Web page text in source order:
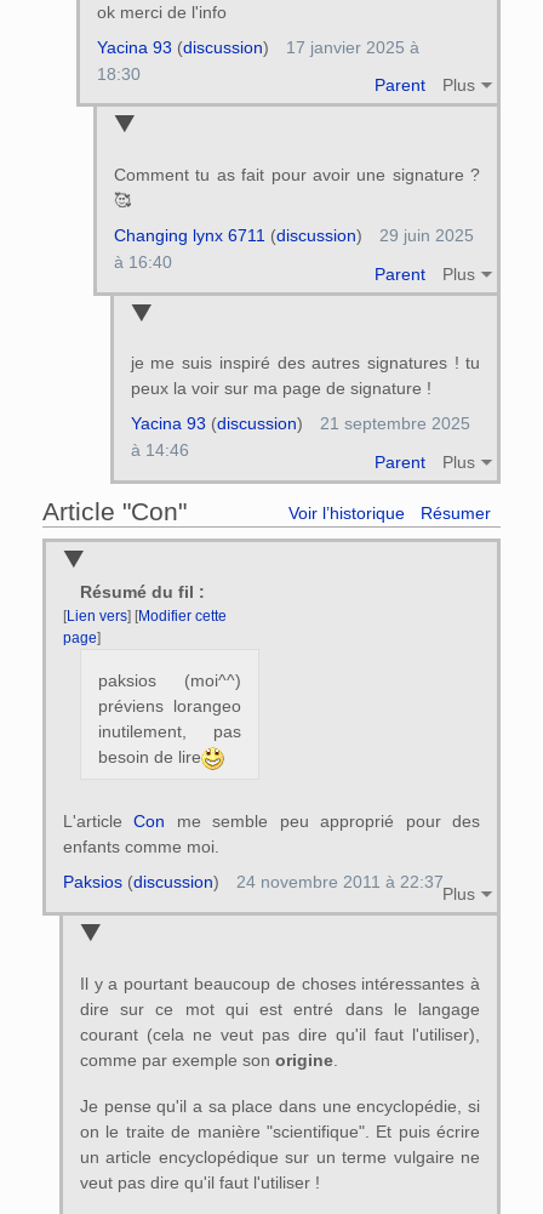
ok merci de l'info
Parent Plus
Yacina 93 (discussion)
17 janvier 2025 à
18:30
Comment tu as fait pour avoir une signature ?
🥰
Parent Plus
Changing lynx 6711 (discussion)
29 juin 2025
à 16:40
je me suis inspiré des autres signatures ! tu
peux la voir sur ma page de signature !
Parent Plus
Yacina 93 (discussion)
21 septembre 2025
à 14:46
Article "Con" Voir l’historique Résumer
Résumé du fil :
[Lien vers] [Modifier cette
page]
paksios (moi^^)
préviens lorangeo
inutilement, pas
besoin de lire
L'articleCon me semble peu approprié pour des
enfants comme moi.
Plus
Paksios(discussion) 24 novembre 2011 à 22:37
Il y a pourtant beaucoup de choses intéressantes à
dire sur ce mot qui est entré dans le langage
courant (cela ne veut pas dire qu'il faut l'utiliser),
comme par exemple son origine.
Je pense qu'il a sa place dans une encyclopédie, si
on le traite de manière "scientifique". Et puis écrire
un article encyclopédique sur un terme vulgaire ne
veut pas dire qu'il faut l'utiliser !